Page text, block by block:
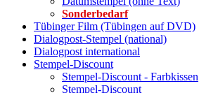
Sonderbedarf
Tübinger Film (Tübingen auf DVD)
Dialogpost-Stempel (national)
Dialogpost international
Stempel-Discount
Stempel-Discount - Farbkissen
Stempel-Discount